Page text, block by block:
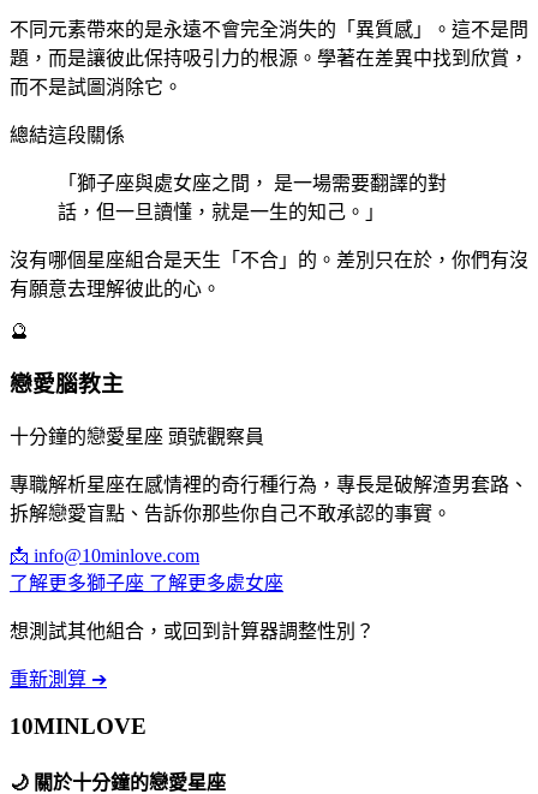
不同元素帶來的是永遠不會完全消失的「異質感」。這不是問
題，而是讓彼此保持吸引力的根源。學著在差異中找到欣賞，
而不是試圖消除它。
總結這段關係
「獅子座與處女座之間， 是一場需要翻譯的對
話，但一旦讀懂，就是一生的知己。」
沒有哪個星座組合是天生「不合」的。差別只在於，你們有沒
有願意去理解彼此的心。
🔮
戀愛腦教主
十分鐘的戀愛星座 頭號觀察員
專職解析星座在感情裡的奇行種行為，專長是破解渣男套路、
拆解戀愛盲點、告訴你那些你自己不敢承認的事實。
📩 info@10minlove.com
了解更多獅子座 了解更多處女座
想測試其他組合，或回到計算器調整性別？
重新測算 ➔
10MINLOVE
🌙 關於十分鐘的戀愛星座